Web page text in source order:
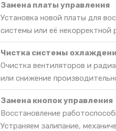
Замена платы управления
Установка новой платы для
системы или её некорректной
Чистка системы
Очистка вентиляторов и
или снижение
Замена кнопок управления
Восстановление
Устраняем залипание,